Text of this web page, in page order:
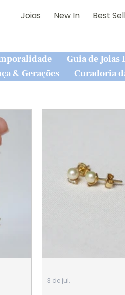
Joias New In Best
Guia de Joias
& Gerações
Curadoria
3 de jul.